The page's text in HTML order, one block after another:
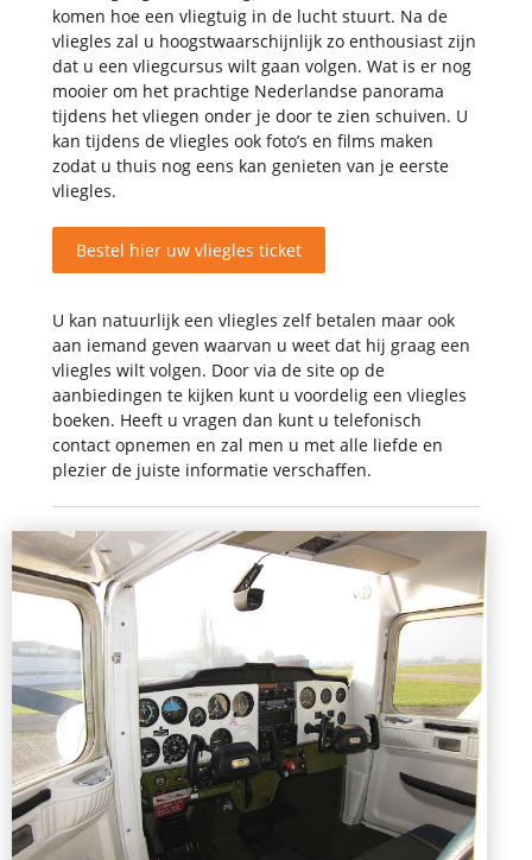
komen hoe een vliegtuig in de lucht stuurt. Na de
vliegles zal u hoogstwaarschijnlijk zo enthousiast zijn
dat u een vliegcursus wilt gaan volgen. Wat is er nog
mooier om het prachtige Nederlandse panorama
tijdens het vliegen onder je door te zien schuiven. U
kan tijdens de vliegles ook foto’s en films maken
zodat u thuis nog eens kan genieten van je eerste
vliegles.
Bestel hier uw vliegles ticket
U kan natuurlijk een vliegles zelf betalen maar ook
aan iemand geven waarvan u weet dat hij graag een
vliegles wilt volgen. Door via de site op de
aanbiedingen te kijken kunt u voordelig een vliegles
boeken. Heeft u vragen dan kunt u telefonisch
contact opnemen en zal men u met alle liefde en
plezier de juiste informatie verschaffen.